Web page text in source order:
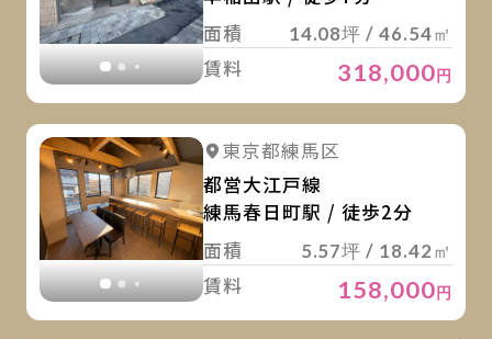
面積
14.08坪 / 46.54㎡
賃料 318,000円
詳細を見る
東京都練馬区
都営大江戸線
練馬春日町駅 / 徒歩2分
面積
5.57坪 / 18.42㎡
賃料 158,000円